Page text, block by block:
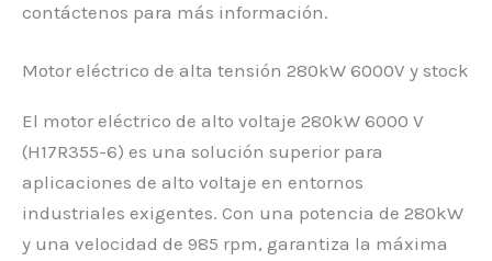
contáctenos para más información.
Motor eléctrico de alta tensión 280kW 6000V y stock
El motor eléctrico de alto voltaje 280kW 6000 V
(H17R355-6) es una solución superior para
aplicaciones de alto voltaje en entornos
industriales exigentes. Con una potencia de 280kW
y una velocidad de 985 rpm, garantiza la máxima